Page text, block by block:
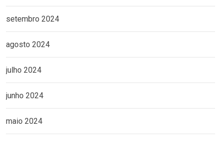
setembro 2024
agosto 2024
julho 2024
junho 2024
maio 2024